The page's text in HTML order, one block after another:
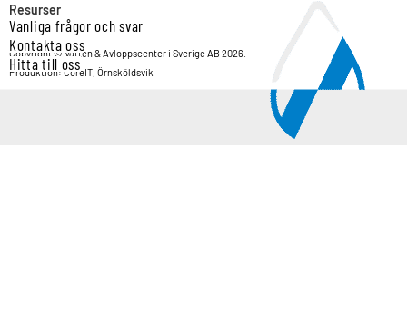
Resurser
Vanliga frågor och svar
Kontakta oss
Hitta till oss
Copyright © Vatten & Avloppscenter i Sverige AB 2026.
Produktion: CoreIT, Örnsköldsvik